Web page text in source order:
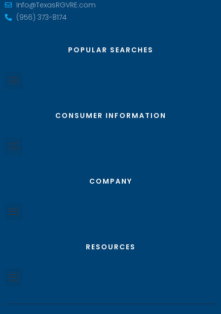
Info@TexasRGVRE.com
(956) 373-8174
POPULAR SEARCHES
CONSUMER INFORMATION
COMPANY
RESOURCES